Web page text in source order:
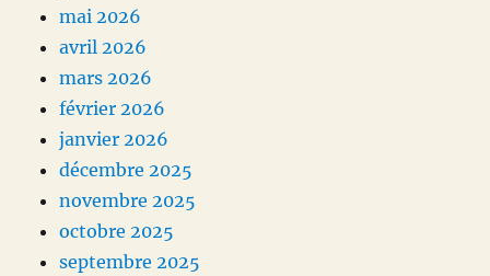
mai 2026
avril 2026
mars 2026
février 2026
janvier 2026
décembre 2025
novembre 2025
octobre 2025
septembre 2025